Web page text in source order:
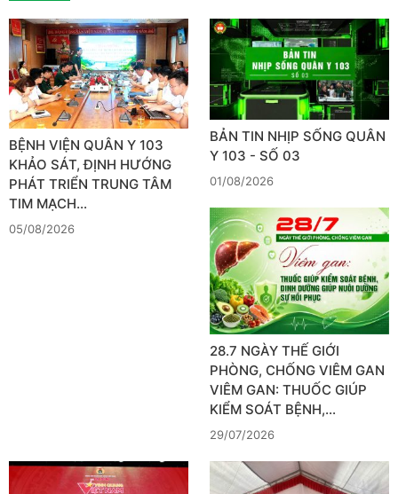
BỆNH VIỆN QUÂN Y 103
KHẢO SÁT, ĐỊNH HƯỚNG
PHÁT TRIỂN TRUNG TÂM
TIM MẠCH…
05/08/2026
BẢN TIN NHỊP SỐNG QUÂN
Y 103 - SỐ 03
01/08/2026
28.7 NGÀY THẾ GIỚI
PHÒNG, CHỐNG VIÊM GAN
VIÊM GAN: THUỐC GIÚP
KIỂM SOÁT BỆNH,…
29/07/2026